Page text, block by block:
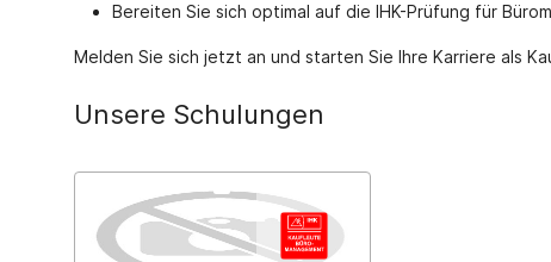
Bereiten Sie sich optimal auf die IHK-Prüfung für
Melden Sie sich jetzt an und starten Sie Ihre Karriere als
Unsere Schulungen